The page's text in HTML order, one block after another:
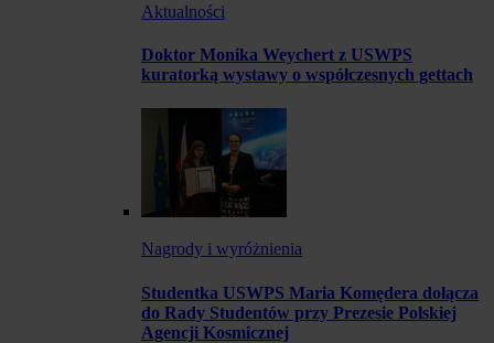
Aktualności
Doktor Monika Weychert z USWPS
kuratorką wystawy o współczesnych gettach
Nagrody i wyróżnienia
Studentka USWPS Maria Komędera dołącza
do Rady Studentów przy Prezesie Polskiej
Agencji Kosmicznej